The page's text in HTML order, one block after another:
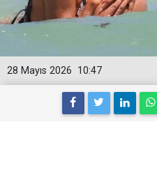
10:47
28 Mayıs 2026